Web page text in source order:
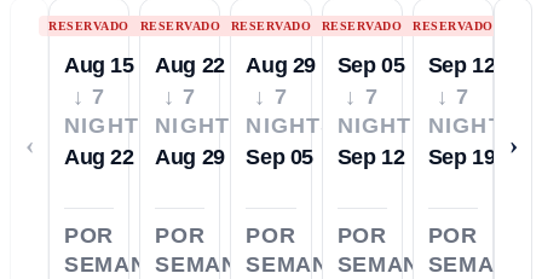
‹
RESERVADO
Aug 15
↓ 7
NIGHTS
Aug 22
POR
SEMANA
RESERVADO
Aug 22
↓ 7
NIGHTS
Aug 29
POR
SEMANA
RESERVADO
Aug 29
↓ 7
NIGHTS
Sep 05
POR
SEMANA
RESERVADO
Sep 05
↓ 7
NIGHTS
Sep 12
POR
SEMANA
RESERVADO
Sep 12
↓ 7
NIGHTS
Sep 19
POR
SEMANA
›